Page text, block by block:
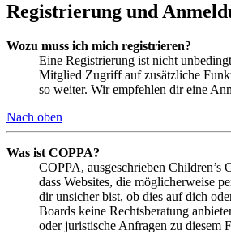
Registrierung und
Wozu muss ich mich registrieren?
Eine Registrierung ist nicht
Mitglied Zugriff auf zusätzliche
so weiter. Wir empfehlen dir eine
Nach oben
Was ist COPPA?
COPPA, ausgeschrieben
dass Websites, die möglicherweise
dir unsicher bist, ob dies auf dich
Boards keine Rechtsberatung
oder juristische Anfragen zu diesem